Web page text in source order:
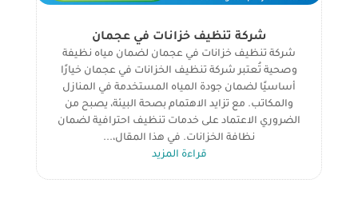
شركة تنظيف خزانات في عجمان
شركة تنظيف خزانات في عجمان لضمان مياه نظيفة
وصحية تُعتبر شركة تنظيف الخزانات في عجمان خيارًا
أساسيًا لضمان جودة المياه المستخدمة في المنازل
والمكاتب. مع تزايد الاهتمام بصحة البيئة، يصبح من
الضروري الاعتماد على خدمات تنظيف احترافية لضمان
نظافة الخزانات. في هذا المقال،...
قراءة المزيد